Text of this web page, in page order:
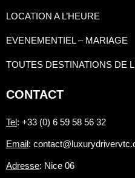
LOCATION A L’HEURE
EVENEMENTIEL – MARIAGE
TOUTES DESTINATIONS DE
CONTACT
Tel : +33 (0) 6 59 58 56 32
Email :
Adresse: Nice 06